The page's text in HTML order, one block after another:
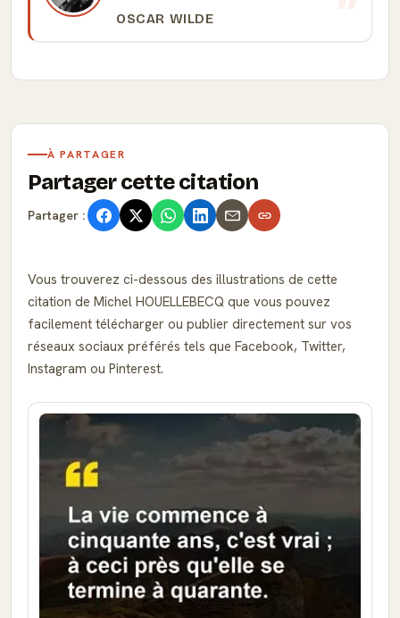
OSCAR WILDE
À PARTAGER
Partager cette citation
Partager :
Vous trouverez ci-dessous des illustrations de cette
citation de Michel HOUELLEBECQ que vous pouvez
facilement télécharger ou publier directement sur vos
réseaux sociaux préférés tels que Facebook, Twitter,
Instagram ou Pinterest.